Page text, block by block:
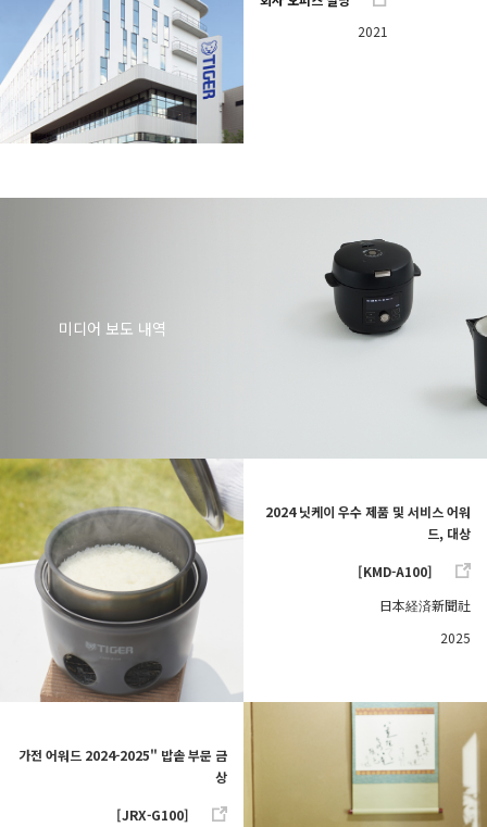
2021
미디어 보도 내역
2024 닛케이 우수 제품 및 서비스 어워
드, 대상
[KMD-A100]
日本経済新聞社
2025
가전 어워드 2024-2025" 밥솥 부문 금
상
[JRX-G100]